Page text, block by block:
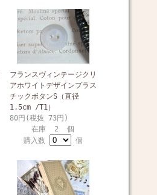
フランスヴィンテージクリ
アホワイトデザインプラス
チックボタンS（直径
1.5cm /T1）
80円(税抜 73円)
在庫 2 個
購入数
個